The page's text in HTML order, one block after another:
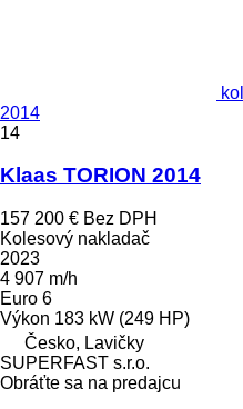
2014
14
Klaas TORION 2014
157 200 € Bez DPH
Kolesový nakladač
2023
4 907 m/h
Euro 6
Výkon 183 kW (249 HP)
Česko, Lavičky
SUPERFAST s.r.o.
Obráťte sa na predajcu